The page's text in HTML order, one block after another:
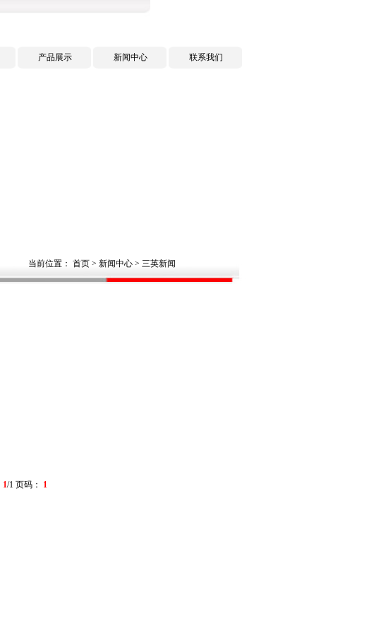
产品展示 新闻中心 联系我们
当前位置： 首页 > 新闻中心 > 三英新闻
1/1 页码： 1